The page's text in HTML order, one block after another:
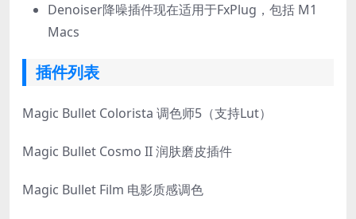
Denoiser降噪插件现在适用于FxPlug，包括 M1
Macs
插件列表
Magic Bullet Colorista 调色师5（支持Lut）
Magic Bullet Cosmo II 润肤磨皮插件
Magic Bullet Film 电影质感调色